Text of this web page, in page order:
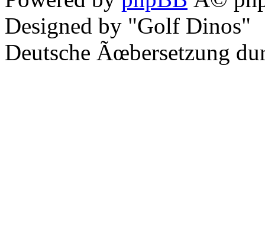
Designed by "Golf Dinos"
Deutsche Ãœbersetzung